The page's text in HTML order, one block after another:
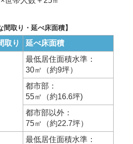
取り・延べ床面積】
取り
延べ床面積
最低居住面積水準：
30㎡（約9坪）
都市部：
55㎡（約16.6坪)
都市部以外：
75㎡（約22.7坪）
最低居住面積水準：